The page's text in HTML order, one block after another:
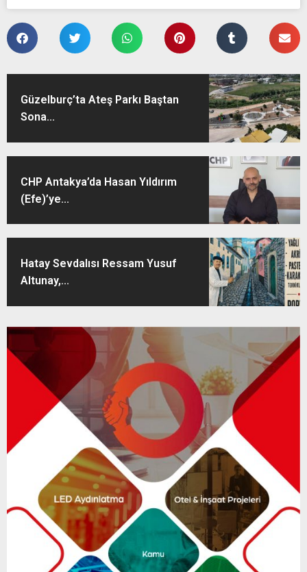
Güzelburç’ta Ateş Parkı Baştan
Sona...
CHP Antakya’da Hasan Yıldırım
(Efe)’ye...
Hatay Sevdalısı Ressam Yusuf
Altunay,...